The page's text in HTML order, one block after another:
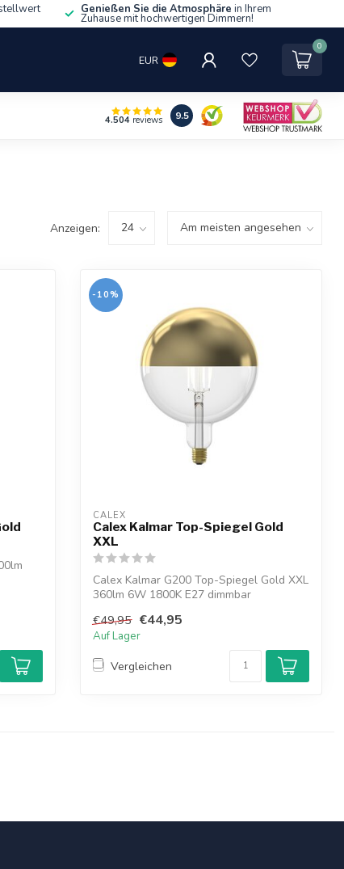
Genießen Sie die Atmosphäre in Ihrem
Zuhause mit hochwertigen Dimmern!
EUR
0
4.504 reviews 9.5
Anzeigen:
-10%
CALEX
Calex Kalmar Top-Spiegel Gold
XXL
Calex Kalmar G200 Top-Spiegel Gold XXL
360lm 6W 1800K E27 dimmbar
€49,95 €44,95
Auf Lager
Vergleichen